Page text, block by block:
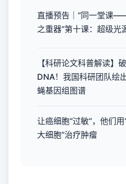
直播预告｜“同一堂课
之重器”第十课：超级光
【科研论文科普解读】
DNA！我国科研团队绘
蝇基因组图谱
让癌细胞“过敏”，他们用
大细胞”治疗肿瘤